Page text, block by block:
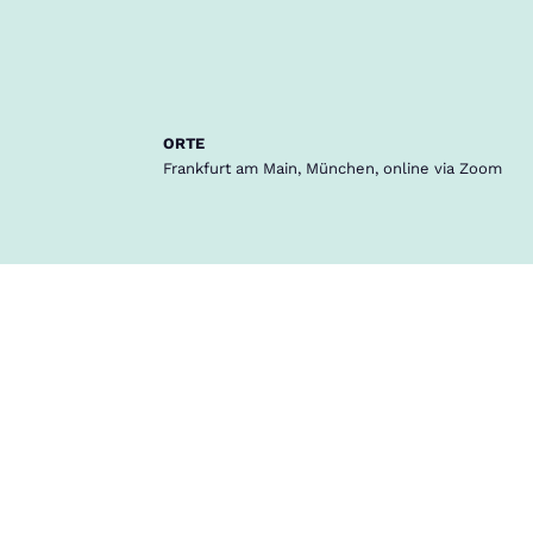
ORTE
Frankfurt am Main, München, online via Zoom